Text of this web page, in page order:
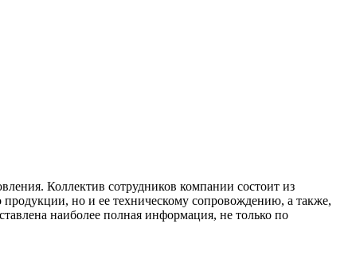
Коллектив сотрудников компании состоит из
но и ее техническому сопровождению, а также,
наиболее полная информация, не только по